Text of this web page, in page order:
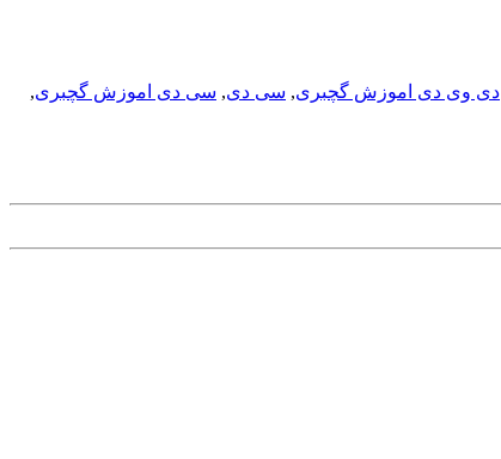
دی وی دی اموزش گچبری, سی دی, سی دی اموزش گچبری,